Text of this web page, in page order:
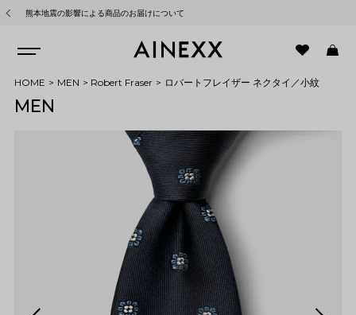
熊本地震の影響による商品のお届けについて
HOME MEN Robert Fraser ロバートフレイザー ネクタイ／小紋
MEN